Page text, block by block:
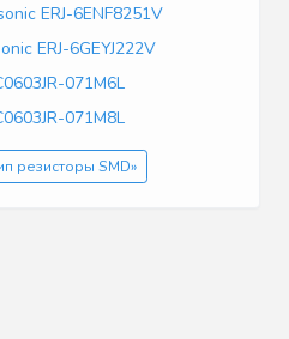
ERJ-6ENF8251V
ERJ-6GEYJ222V
071M6L
071M8L
резисторы SMD»